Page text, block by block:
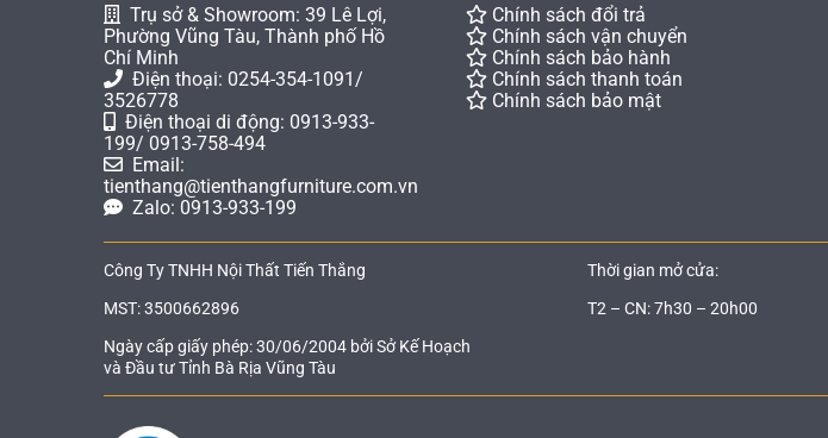
Trụ sở & Showroom: 39 Lê Lợi,
Phường Vũng Tàu, Thành phố Hồ
Chí Minh
Điện thoại: 0254-354-1091/
3526778
Điện thoại di động: 0913-933-
199/ 0913-758-494
Email:
tienthang@tienthangfurniture.com.vn
Zalo: 0913-933-199
Chính sách đổi trả
Chính sách vận chuyển
Chính sách bảo hành
Chính sách thanh toán
Chính sách bảo mật
Công Ty TNHH Nội Thất Tiến Thắng
MST: 3500662896
Ngày cấp giấy phép: 30/06/2004 bởi Sở Kế Hoạch
và Đầu tư Tỉnh Bà Rịa Vũng Tàu
Thời gian mở cửa:
T2 – CN: 7h30 – 20h00